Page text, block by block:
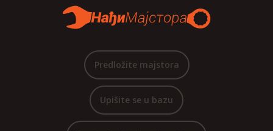
Predložite majstora
Upišite se u bazu